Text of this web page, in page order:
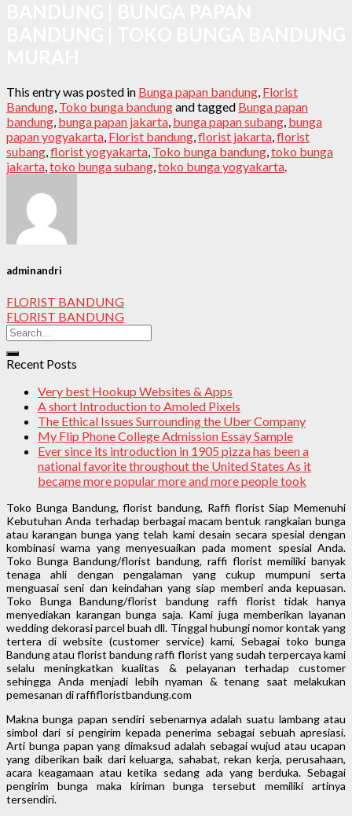
This entry was posted in Bunga papan bandung Florist
Bandung Toko bunga bandungand tagged Bunga papan
bandung bunga papan jakarta bunga papan subang bunga
papan yogyakarta Florist bandung florist jakarta florist
subang florist yogyakarta Toko bunga bandung toko bunga
jakarta toko bunga subang toko bunga yogyakarta
adminandri
FLORIST BANDUNG
FLORIST BANDUNG
Recent Posts
Very best Hookup Websites & Apps
A short Introduction to Amoled Pixels
The Ethical Issues Surrounding the Uber Company
My Flip Phone College Admission Essay Sample
Ever since its introduction in 1905 pizza has been a
national favorite throughout the United States As it
became more popular more and more people took
Toko Bunga Bandung, florist bandung, Raffi florist Siap Memenuhi
Kebutuhan Anda terhadap berbagai macam bentuk rangkaian bunga
atau karangan bunga yang telah kami desain secara spesial dengan
kombinasi warna yang menyesuaikan pada moment spesial Anda.
Toko Bunga Bandung/florist bandung, raffi florist memiliki banyak
tenaga ahli dengan pengalaman yang cukup mumpuni serta
menguasai seni dan keindahan yang siap memberi anda kepuasan.
Toko Bunga Bandung/florist bandung raffi florist tidak hanya
menyediakan karangan bunga saja. Kami juga memberikan layanan
wedding dekorasi parcel buah dll. Tinggal hubungi nomor kontak yang
tertera di website (customer service) kami, Sebagai toko bunga
Bandung atau florist bandung raffi florist yang sudah terpercaya kami
selalu meningkatkan kualitas & pelayanan terhadap customer
sehingga Anda menjadi lebih nyaman & tenang saat melakukan
pemesanan di raffifloristbandung.com
Makna bunga papan sendiri sebenarnya adalah suatu lambang atau
simbol dari si pengirim kepada penerima sebagai sebuah apresiasi.
Arti bunga papan yang dimaksud adalah sebagai wujud atau ucapan
yang diberikan baik dari keluarga, sahabat, rekan kerja, perusahaan,
acara keagamaan atau ketika sedang ada yang berduka. Sebagai
pengirim bunga maka kiriman bunga tersebut memiliki artinya
tersendiri.